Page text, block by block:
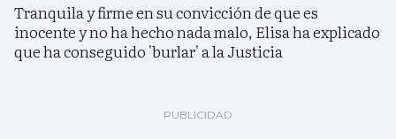
Tranquila y firme en su convicción de que es
inocente y no ha hecho nada malo, Elisa ha explicado
que ha conseguido 'burlar' a la Justicia